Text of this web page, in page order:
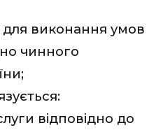
для виконання умов
чинного
відповідно до